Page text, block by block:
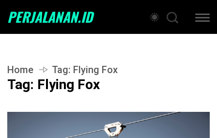
PERJALANAN.ID
Home Tag: Flying Fox
Tag: Flying Fox